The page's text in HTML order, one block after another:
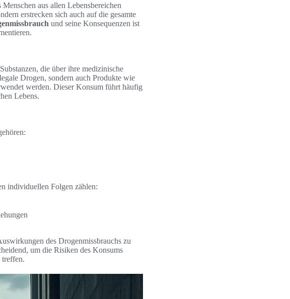
aus allen Lebensbereichen
erstrecken sich auch auf die gesamte
und seine Konsequenzen ist
die über ihre medizinische
Drogen, sondern auch Produkte wie
werden. Dieser Konsum führt häufig
Lebens.
individuellen Folgen zählen:
des Drogenmissbrauchs zu
um die Risiken des Konsums
treffen.